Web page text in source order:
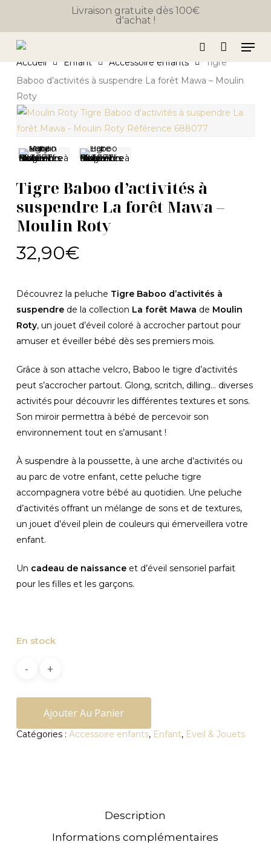
main
Livraison gratuite dès 100€
d'achat !
search
Accueil Enfant Accessoire enfants
Tigre
Baboo d’activités à suspendre La forêt Mawa – Moulin
Roty
Tigre Baboo d’activités à
suspendre La forêt Mawa –
Moulin Roty
32,90€
Découvrez la peluche Tigre Baboo d’activités à
suspendrede la collection La forêt Mawa de Moulin
Roty, un jouet d’éveil coloré à accrocher partout pour
amuser et éveiller bébé dès ses premiers mois.
Grâce à son attache velcro, Baboo le tigre d’activités
peut s’accrocher partout. Glong, scritch, dilling… diverses
activités pour découvrir les différentes textures et sons.
Son miroir permettra à bébé de percevoir son
environnement tout en s’amusant !
À suspendre à la poussette, à une arche d’activités ou
au parc de votre enfant, cette peluche tigre
accompagnera votre bébé au quotidien. Une peluche
d’activités offrant un mélange de sons et de textures,
un jouet d’éveil plein de couleurs qui émerveillera votre
enfant.
Un cadeau de naissanceet d’éveil sensoriel parfait
pour les filles et les garçons.
En stock
Ajouter Au Panier
Catégories : Accessoire enfants, Enfant, Eveil & Jouets
Description
Informations complémentaires